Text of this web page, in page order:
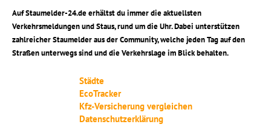
Auf Staumelder-24.de erhältst du immer die aktuellsten
Verkehrsmeldungen und Staus, rund um die Uhr. Dabei unterstützen
zahlreicher Staumelder aus der Community, welche jeden Tag auf den
Straßen unterwegs sind und die Verkehrslage im Blick behalten.
Städte
EcoTracker
Kfz-Versicherung vergleichen
Datenschutzerklärung